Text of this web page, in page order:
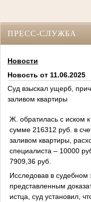
ПРЕСС-СЛУЖБА
Новости
Новость от 11.06.2025
Суд взыскал ущерб,
заливом квартиры
Ж. обратилась с иском
сумме 216312 руб. в
заливом квартиры,
специалиста – 10000
7909,36 руб.
Исследовав в судебном
представленным
истца, суд установил,